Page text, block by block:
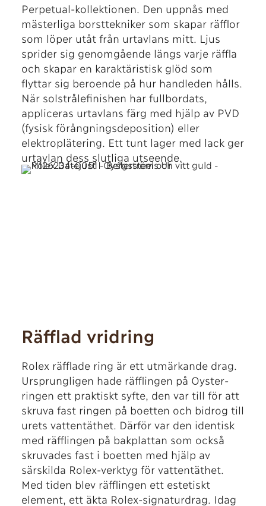
Perpetual-kollektionen. Den uppnås med
mästerliga borsttekniker som skapar räfflor
som löper utåt från urtavlans mitt. Ljus
sprider sig genomgående längs varje räffla
och skapar en karaktäristisk glöd som
flyttar sig beroende på hur handleden hålls.
När solstrålefinishen har fullbordats,
appliceras urtavlans färg med hjälp av PVD
(fysisk förångningsdeposition) eller
elektroplätering. Ett tunt lager med lack ger
urtavlan dess slutliga utseende.
Räfflad vridring
Rolex räfflade ring är ett utmärkande drag.
Ursprungligen hade räfflingen på Oyster-
ringen ett praktiskt syfte, den var till för att
skruva fast ringen på boetten och bidrog till
urets vattentäthet. Därför var den identisk
med räfflingen på bakplattan som också
skruvades fast i boetten med hjälp av
särskilda Rolex-verktyg för vattentäthet.
Med tiden blev räfflingen ett estetiskt
element, ett äkta Rolex-signaturdrag. Idag